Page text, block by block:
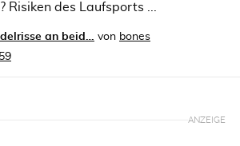
Risiken des Laufsports ...
an beid… von bones
ANZEIGE